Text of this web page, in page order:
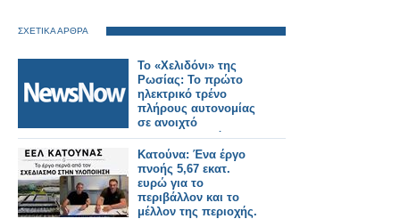
ΣΧΕΤΙΚΑ ΑΡΘΡΑ
Το «Χελιδόνι» της
Ρωσίας: Το πρώτο
ηλεκτρικό τρένο
πλήρους αυτονομίας
σε ανοιχτό
σιδηροδρομικό
δίκτυο.
Κατούνα: Ένα έργο
πνοής 5,67 εκατ.
ευρώ για το
περιβάλλον και το
μέλλον της περιοχής.